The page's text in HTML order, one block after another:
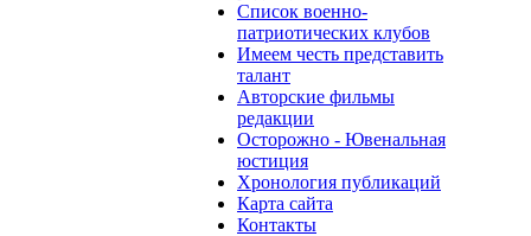
Список военно-
патриотических клубов
Имеем честь представить
талант
Авторские фильмы
редакции
Осторожно - Ювенальная
юстиция
Хронология публикаций
Карта сайта
Контакты